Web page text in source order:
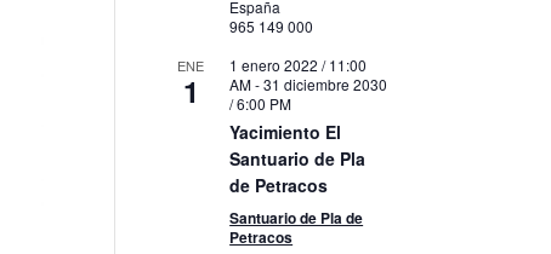
España
965 149 000
ENE
1
1 enero 2022 / 11:00
AM-31 diciembre 2030
/ 6:00 PM
Yacimiento El
Santuario de Pla
de Petracos
Santuario de Pla de
Petracos